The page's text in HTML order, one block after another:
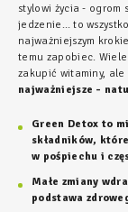
stylowi życia - ogrom
jedzenie… to
najważniejszym
temu zapobiec.
zakupić witaminy, ale
najważniejsze -
Green Detox to
składników,
w pośpiechu i
Małe zmiany
podstawa